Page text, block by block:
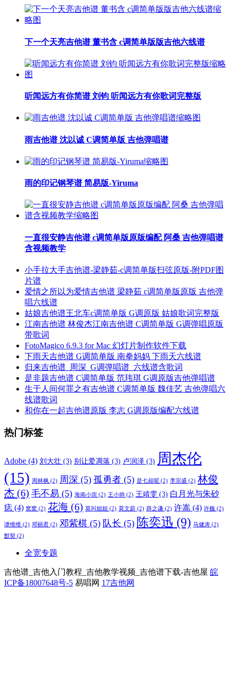
下一个天亮吉他谱 董书含 c调简单版版吉他六线谱
听闻远方有你简谱 刘钧 听闻远方有你歌词完整版
雨吉他谱 沈以诚 C调简单版 吉他弹唱谱
雨的印记钢琴谱 简易版-Yiruma
一直很安静吉他谱 c调简单版原版编配 阿桑 吉他弹唱谱
含视频教学
小手拉大手吉他谱-梁静茹-c调简单版扫弦原版-附PDF图
片谱
爱情之所以为爱情吉他谱 梁静茹 c调简单版原版 吉他弹
唱六线谱
姑娘吉他谱王北车c调简单版 G调原版 姑娘歌词完整版
江南吉他谱 林俊杰江南吉他谱 C调简单版 G调弹唱原版
带歌词
FotoMagico 6.9.3 for Mac 幻灯片制作软件下载
下雨天吉他谱 G调简单版 南拳妈妈 下雨天六线谱
归来吉他谱_周深_G调弹唱谱_六线谱含歌词
是非题吉他谱 C调简单版 范玮琪 G调原版吉他弹唱谱
生于人间何罪之有吉他谱 C调简单版 魏佳艺 吉他弹唱六
线谱歌词
和你在一起吉他谱原版 李志 G调原版编配六线谱
热门标签
Adobe (4) 刘大壮 (3) 别让爱凋落 (3) 卢润泽 (3) 周杰伦
(15) 周林枫 (2) 周深 (5) 孤勇者 (5) 是七叔呢 (2) 李宗盛 (2) 林俊
杰 (6) 毛不易 (5) 海南小崇 (2) 王小帅 (2) 王靖雯 (3) 白月光与朱砂
痣 (4) 窝窝 (2) 花海 (6) 莫叫姐姐 (2) 莫文蔚 (2) 薛之谦 (2) 许嵩 (4) 许巍 (2)
谭维维 (2) 邓丽君 (2) 邓紫棋 (5) 队长 (5) 陈奕迅 (9) 马健涛 (2)
默契 (2)
全宽专题
吉他谱_吉他入门教程_吉他教学视频_吉他谱下载-吉他屋 皖
ICP备18007648号-5 易唱网 17吉他网